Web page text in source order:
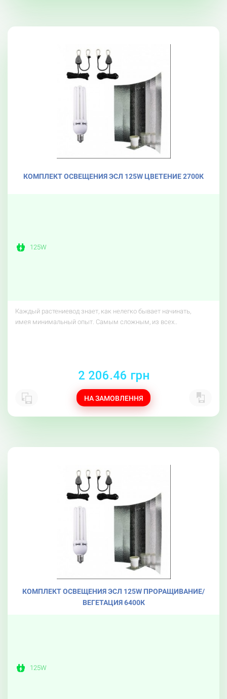
КОМПЛЕКТ ОСВЕЩЕНИЯ ЭСЛ 125W ЦВЕТЕНИЕ 2700К
125W
Каждый растениевод знает, как нелегко бывает начинать,
имея минимальный опыт. Самым сложным, из всех..
2 206.46 грн
НА ЗАМОВЛЕННЯ
КОМПЛЕКТ ОСВЕЩЕНИЯ ЭСЛ 125W ПРОРАЩИВАНИЕ/
ВЕГЕТАЦИЯ 6400К
125W